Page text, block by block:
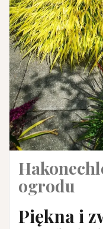
ogrodu
Piękna i